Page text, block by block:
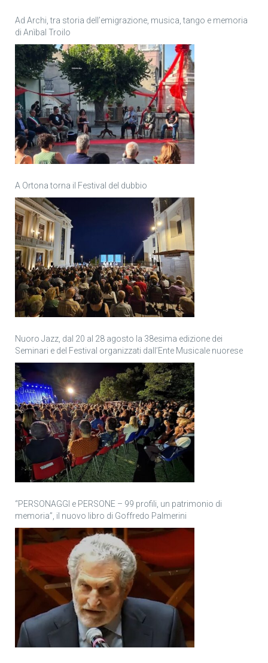
Ad Archi, tra storia dell’emigrazione, musica, tango e memoria
di Anìbal Troilo
A Ortona torna il Festival del dubbio
Nuoro Jazz, dal 20 al 28 agosto la 38esima edizione dei
Seminari e del Festival organizzati dall’Ente Musicale nuorese
“PERSONAGGI e PERSONE – 99 profili, un patrimonio di
memoria”, il nuovo libro di Goffredo Palmerini